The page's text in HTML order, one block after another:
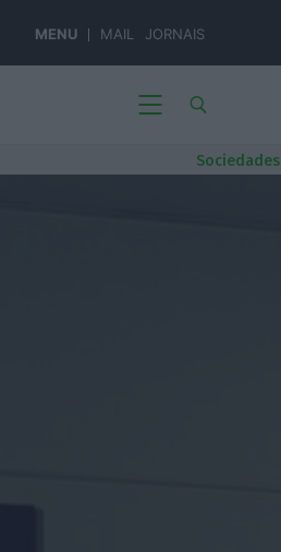
MENU MAIL JORNAIS
Sociedades